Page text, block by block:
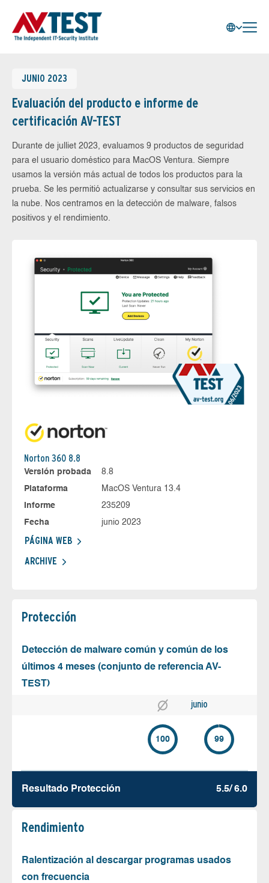
JUNIO 2023
Evaluación del producto e informe de
certificación AV-TEST
Durante de julliet 2023, evaluamos 9 productos de seguridad
para el usuario doméstico para MacOS Ventura. Siempre
usamos la versión más actual de todos los productos para la
prueba. Se les permitió actualizarse y consultar sus servicios en
la nube. Nos centramos en la detección de malware, falsos
positivos y el rendimiento.
Norton 360 8.8
Versión probada
8.8
Plataforma
MacOS Ventura 13.4
Informe
235209
Fecha
junio 2023
PÁGINA WEB
ARCHIVE
Protección
Detección de malware común y común de los
últimos 4 meses (conjunto de referencia AV-
TEST)
junio
100 99
Resultado Protección 5.5/ 6.0
Rendimiento
Ralentización al descargar programas usados
con frecuencia